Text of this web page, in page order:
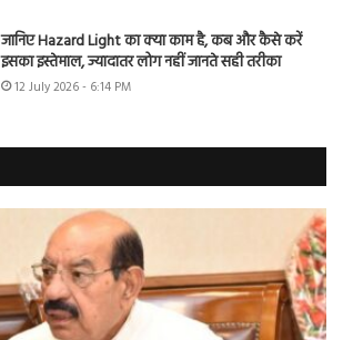
जानिए Hazard Light का क्या काम है, कब और कैसे करें
इसका इस्तेमाल, ज्यादातर लोग नहीं जानते सही तरीका
12 July 2026 - 6:14 PM